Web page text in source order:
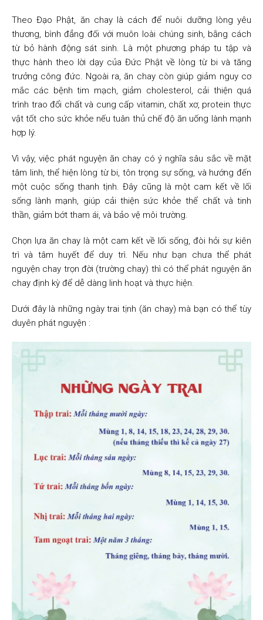
Theo Đạo Phật, ăn chay là cách để nuôi dưỡng lòng yêu
thương, bình đẳng đối với muôn loài chúng sinh, bằng cách
từ bỏ hành động sát sinh. Là một phương pháp tu tập và
thực hành theo lời dạy của Đức Phật về lòng từ bi và tăng
trưởng công đức.
Ngoài ra, ăn chay còn giúp giảm nguy cơ
mắc các bệnh tim mạch, giảm cholesterol, cải thiện quá
trình trao đổi chất và cung cấp vitamin, chất xơ, protein thực
vật tốt cho sức khỏe nếu tuân thủ chế độ ăn uống lành mạnh
hợp lý.
Vì vậy, việc phát nguyện ăn chay có ý nghĩa sâu sắc về mặt
tâm linh, thể hiện lòng từ bi, tôn trọng sự sống, và hướng đến
một cuộc sống thanh tịnh. Đây cũng là một cam kết về lối
sống lành mạnh, giúp cải thiện sức khỏe thể chất và tinh
thần, giảm bớt tham ái, và bảo vệ môi trường.
Chọn lựa ăn chay là một cam kết về lối sống, đòi hỏi sự kiên
trì và tâm huyết để duy trì.
Nếu như bạn chưa thể phát
nguyện chay trọn đời (trường chay) thì có thể phát nguyện ăn
chay định kỳ để dễ dàng linh hoạt và thực hiện.
Dưới đây là những ngày trai tịnh (ăn chay) mà bạn có thể tùy
duyên phát nguyện :